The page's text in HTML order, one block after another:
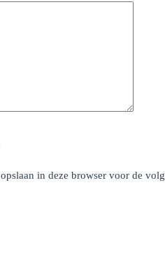
in deze browser voor de